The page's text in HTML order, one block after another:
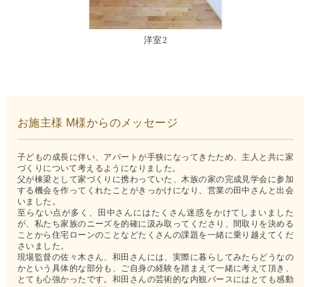
洋室2
お施主様 M様からのメッセージ
子どもの成長に伴い、アパートが手狭になってきたため、主人と共に家
づくりについて考えるようになりました。
父が棟梁として家づくりに携わっていた、木族の家の完成見学会に参加
する機会を作ってくれたことがきっかけになり、営業の田中さんと出会
いました。
至らない点が多く、田中さんにはたくさん迷惑をかけてしまいました
が、私たち家族のニーズを的確に汲み取ってくださり、間取りを決める
ことから住宅ローンのことなどたくさんの課題を一緒に乗り越えてくだ
さいました。
現場監督の佐々木さん、和田さんには、実際に暮らしてみたらどうなの
かという具体的な部分も、ご自身の経験を踏まえて一緒に考えて頂き、
とても心強かったです。和田さんの芸術的な内観パースにはとても感動